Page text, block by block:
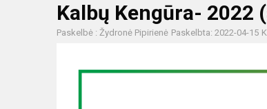
Kalbų Kengūra- 2022
Paskelbė : Žydronė Pipirienė Paskelbta: 2022-04-15